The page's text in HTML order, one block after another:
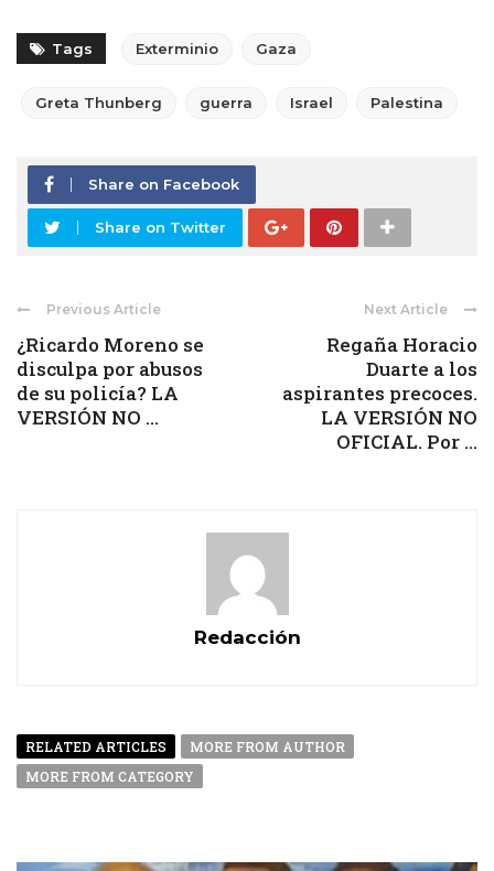
Tags Exterminio Gaza
Greta Thunberg guerra Israel Palestina
Share on Facebook
Share on Twitter
Previous Article
¿Ricardo Moreno se
disculpa por abusos
de su policía? LA
VERSIÓN NO ...
Next Article
Regaña Horacio
Duarte a los
aspirantes precoces.
LA VERSIÓN NO
OFICIAL. Por ...
Redacción
RELATED ARTICLES
MORE FROM AUTHOR
MORE FROM CATEGORY